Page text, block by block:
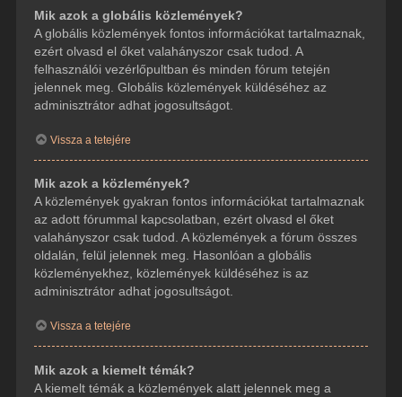
Mik azok a globális közlemények?
A globális közlemények fontos információkat tartalmaznak,
ezért olvasd el őket valahányszor csak tudod. A
felhasználói vezérlőpultban és minden fórum tetején
jelennek meg. Globális közlemények küldéséhez az
adminisztrátor adhat jogosultságot.
Vissza a tetejére
Mik azok a közlemények?
A közlemények gyakran fontos információkat tartalmaznak
az adott fórummal kapcsolatban, ezért olvasd el őket
valahányszor csak tudod. A közlemények a fórum összes
oldalán, felül jelennek meg. Hasonlóan a globális
közleményekhez, közlemények küldéséhez is az
adminisztrátor adhat jogosultságot.
Vissza a tetejére
Mik azok a kiemelt témák?
A kiemelt témák a közlemények alatt jelennek meg a